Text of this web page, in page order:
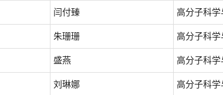
闫付臻 高分子科学
朱珊珊 高分子科学
盛燕 高分子科学
刘琳娜 高分子科学